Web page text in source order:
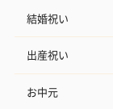
結婚祝い
出産祝い
お中元